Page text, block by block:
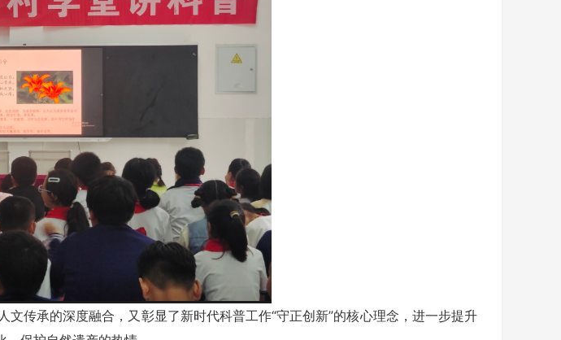
传承的深度融合，又彰显了新时代科普工作“守正创新”的核心理念，进一步提升